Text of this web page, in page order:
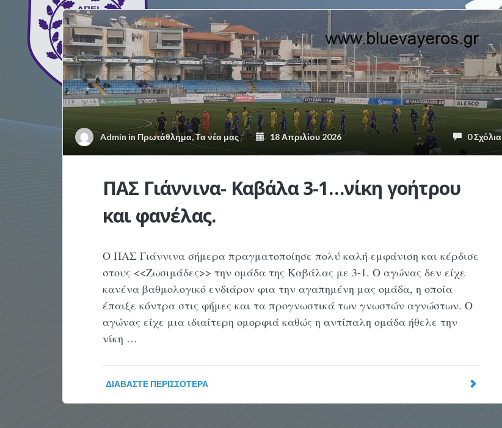
Adminin Πρωτάθλημα,Τα νέα μας 18 Απριλίου 2026 0 Σχόλια
ΠΑΣ Γιάννινα- Καβάλα 3-1…νίκη γοήτρου
και φανέλας.
Ο ΠΑΣ Γιάννινα σήμερα πραγματοποίησε πολύ καλή εμφάνιση και κέρδισε
στους <<Ζωσιμάδες>> την ομάδα της Καβάλας με 3-1. Ο αγώνας δεν είχε
κανένα βαθμολογικό ενδιάρον φια την αγαπημένη μας ομάδα, η οποία
έπαιξε κόντρα στις φήμες και τα προγνωστικά των γνωστών αγνώστων. Ο
αγώνας είχε μια ιδιαίτερη ομορφιά καθώς η αντίπαλη ομάδα ήθελε την
νίκη …
ΔΙΑΒΆΣΤΕ ΠΕΡΙΣΣΌΤΕΡΑ